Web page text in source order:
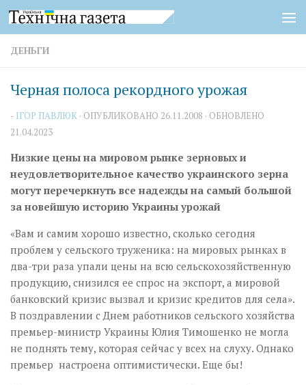
Перейти к содержимому
ДЕНЬГИ
Черная полоса рекордного урожая
- ІГОР ПАВЛЮК · ОПУБЛИКОВАНО 26.11.2008 · ОБНОВЛЕНО
21.04.2023
Низкие цены на мировом рынке зерновых и
неудовлетворительное качество украинского зерна
могут перечеркнуть все надежды на самый большой
за новейшую историю Украины урожай
«Вам и самим хорошо известно, сколько сегодня
проблем у сельского труженика: на мировых рынках в
два-три раза упали цены на всю сельскохозяйственную
продукцию, снизился ее спрос на экспорт, а мировой
банковский кризис вызвал и кризис кредитов для села».
В поздравлении с Днем работников сельского хозяйства
премьер-министр Украины Юлия Тимошенко не могла
не поднять тему, которая сейчас у всех на слуху. Однако
премьер настроена оптимистически. Еще бы!